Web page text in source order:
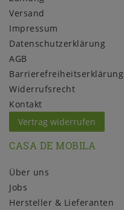
Versand
Impressum
Daten­schutz­erklärung
AGB
Barrierefreiheitserklärung
Widerrufs­recht
Kontakt
Vertrag widerrufen
CASA DE MOBILA
Über uns
Jobs
Hersteller & Lieferanten